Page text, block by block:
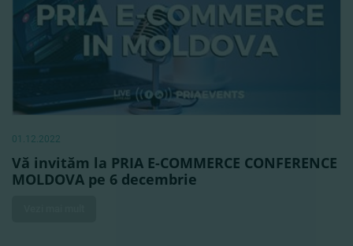
01.12.2022
Vă invităm la PRIA E-COMMERCE CONFERENCE
MOLDOVA pe 6 decembrie